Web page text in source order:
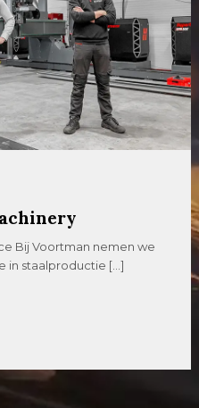
Bij Voortman nemen we
in staalproductie […]